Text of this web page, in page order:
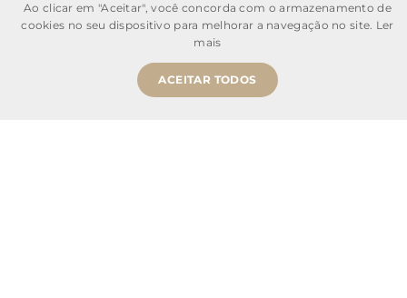
Ao clicar em "Aceitar", você concorda com o armazenamento de
cookies no seu dispositivo para melhorar a navegação no site. Ler
mais
ACEITAR TODOS